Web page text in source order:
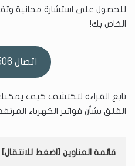
للحصول على استشارة مجانية
الخاص بك!
اتصال 99080506
تابع القراءة لتكتشف كيف
القلق بشأن فواتير الكهرباء
قائمة العناوين [اضغط للانتقال]